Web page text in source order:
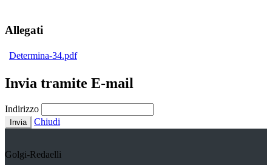
Allegati
Determina-34.pdf
Invia tramite E-mail
Indirizzo
Invia Chiudi
Golgi-Redaelli